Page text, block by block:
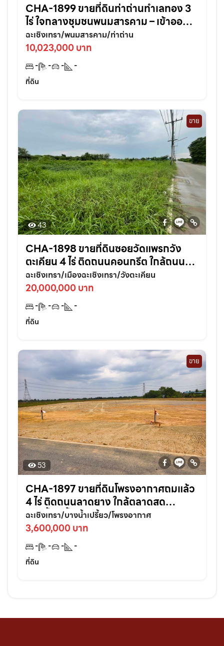
CHA-1899 ขายที่ดินท่าถ่านทำเลทอง 3
ไร่ ใจกลางชุมชนพนมสารคาม – เข้าออก
สะดวก ใกล้ถนนใหญ่3076เพียง 70 เมตร
จ.ฉะเชิงเทรา
ฉะเชิงเทรา/พนมสารคาม/ท่าถ่าน
10,023,000 บาท
- - -
-
ที่ดิน
ขาย
43
CHA-1898 ขายที่ดินซอยวัดแพรกวัง
ตะเคียน 4 ไร่ ติดถนนคอนกรีต ใกล้ถนน
เส้นสุวินทวงศ์304-800เมตร อ.เมือง
ฉะเชิงเทรา
ฉะเชิงเทรา/เมืองฉะเชิงเทรา/วังตะเคียน
20,000,000 บาท
- - -
-
ที่ดิน
ขาย
53
CHA-1897 ขายที่ดินโพรงอากาศถมแล้ว
4 ไร่ ติดถนนลาดยาง ใกล้ตลาดสด
บางน้ำเปรี้ยว-6กม. จ.ฉะเชิงเทรา
ฉะเชิงเทรา/บางน้ำเปรี้ยว/โพรงอากาศ
3,600,000 บาท
- - -
-
ที่ดิน